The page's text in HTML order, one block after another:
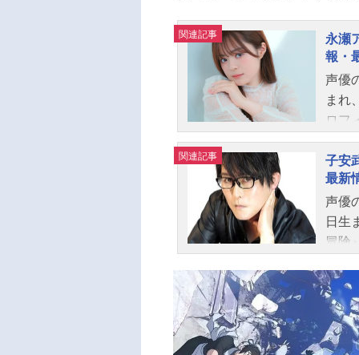
関連記事
永瀬
報・
声優
まれ
ロフ
関連記事
子安
最新
声優
日生
冒険
く演
メ記